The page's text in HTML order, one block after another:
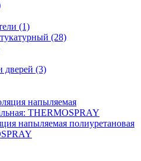
(1)
(28)
дверей (3)
напыляемая полиуретановая